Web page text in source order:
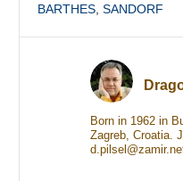
BARTHES ,SANDORF
Born in 1962 in
Zagreb, Croatia.